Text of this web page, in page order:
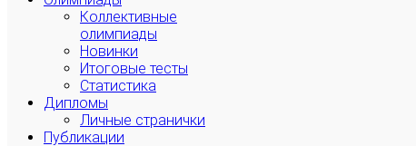
Коллективные
олимпиады
Новинки
Итоговые тесты
Статистика
Дипломы
Личные странички
Публикации